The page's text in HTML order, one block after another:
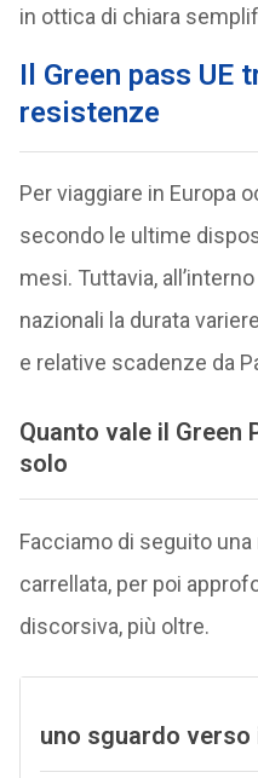
in ottica di chiara
Il Green pass UE
resistenze
Per viaggiare in Europa
secondo le ultime
mesi. Tuttavia,
nazionali la durata
e relative scadenze da
Quanto vale il Green
solo
Facciamo di seguito
carrellata, per poi
discorsiva, più oltre.
uno sguardo verso